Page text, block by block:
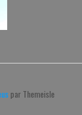
par Themeisle